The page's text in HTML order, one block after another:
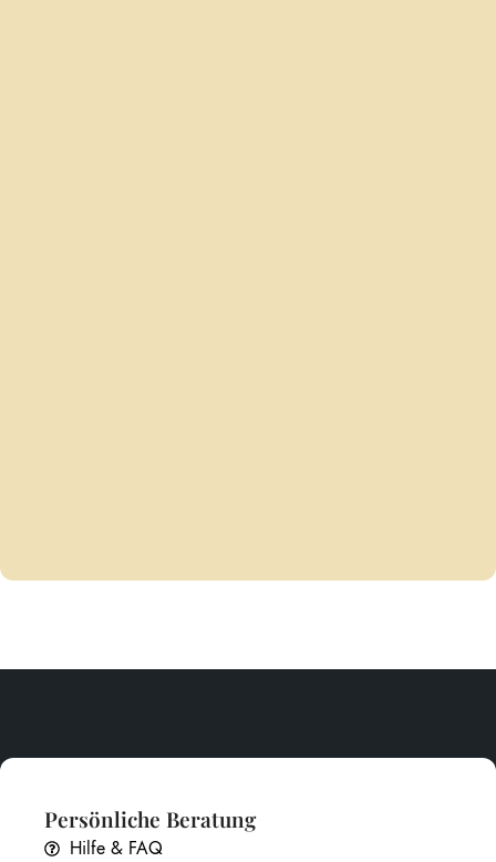
Persönliche Beratung
Hilfe & FAQ